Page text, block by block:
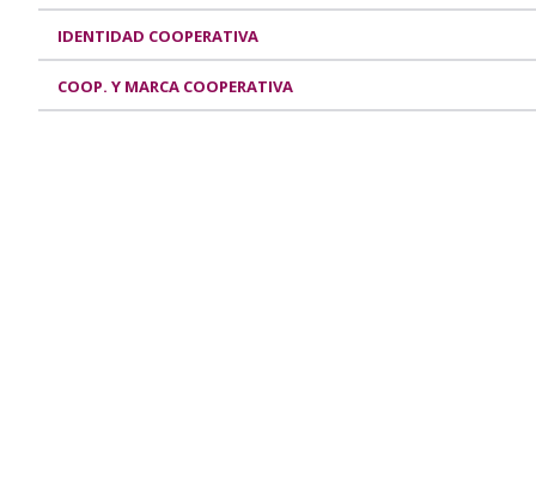
IDENTIDAD COOPERATIVA
COOP. Y MARCA COOPERATIVA